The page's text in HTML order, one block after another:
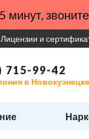
минут,
Лицензии и
715-99-42
в Новокузнецке